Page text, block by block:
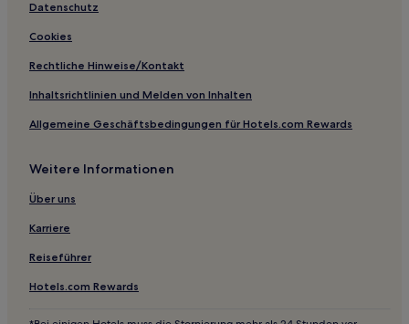
Hotels nahe Sanpin Kulturplatz
Shiyan: Hotels
Center
Dadunwei: Hotels
Bao'an: Hotels
Hotels nahe Bahnhof Bao'an Passenger Transport
Center
Datenschutz
Cookies
Rechtliche Hinweise/Kontakt
Inhaltsrichtlinien und Melden von Inhalten
Allgemeine Geschäftsbedingungen für Hotels.com Rewards
Weitere Informationen
Über uns
Karriere
Reiseführer
Hotels.com Rewards